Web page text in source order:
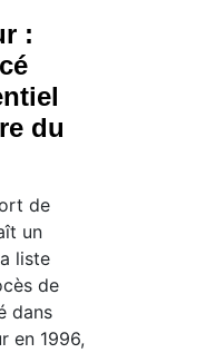
:
du
de
un
liste
de
dans
en 1996,